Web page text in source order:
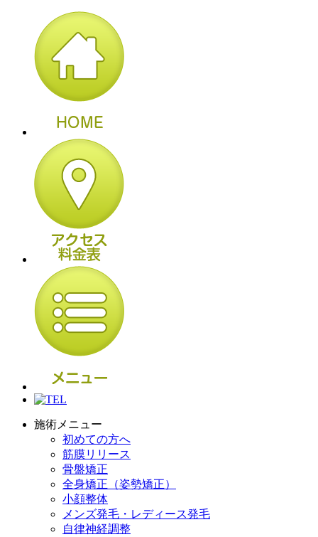
施術メニュー
初めての方へ
筋膜リリース
骨盤矯正
全身矯正（姿勢矯正）
小顔整体
メンズ発毛・レディース発毛
自律神経調整